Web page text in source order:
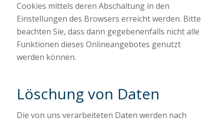
Cookies mittels deren Abschaltung in den
Einstellungen des Browsers erreicht werden. Bitte
beachten Sie, dass dann gegebenenfalls nicht alle
Funktionen dieses Onlineangebotes genutzt
werden können.
Löschung von Daten
Die von uns verarbeiteten Daten werden nach